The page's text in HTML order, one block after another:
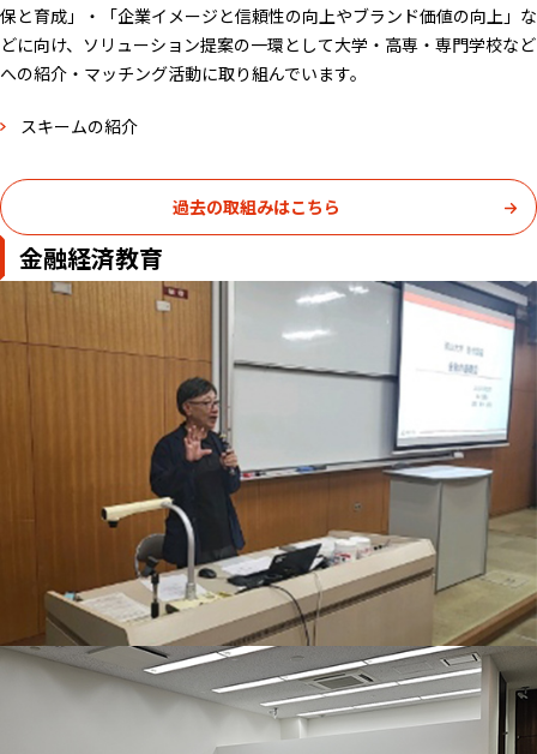
保と育成」・「企業イメージと信頼性の向上やブランド価値の向上」な
どに向け、ソリューション提案の一環として大学・高専・専門学校など
への紹介・マッチング活動に取り組んでいます。
スキームの紹介
過去の取組みはこちら
金融経済教育